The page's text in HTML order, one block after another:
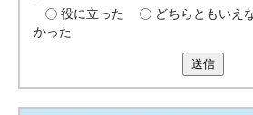
役に立った
どちらともいえ
かった
送信